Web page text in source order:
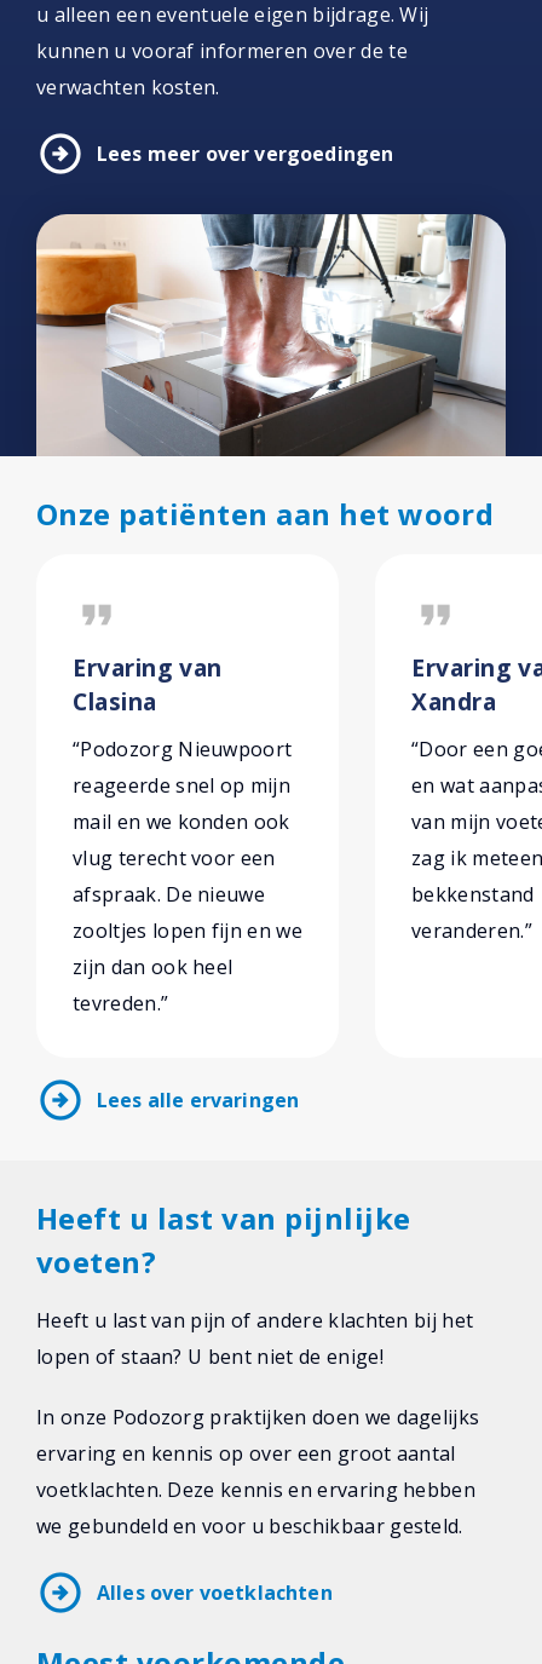
u alleen een eventuele eigen bijdrage. Wij
kunnen u vooraf informeren over de te
verwachten kosten.
arrow_circle_right Lees meer over vergoedingen
Onze patiënten aan het woord
format_quote
Ervaring van
Clasina
“Podozorg Nieuwpoort
reageerde snel op mijn
mail en we konden ook
vlug terecht voor een
afspraak. De nieuwe
zooltjes lopen fijn en we
zijn dan ook heel
tevreden.”
format_quote
Ervaring
Xandra
“Door een
en wat
van mijn
zag ik
bekkenstand
veranderen.”
arrow_circle_right Lees alle ervaringen
Heeft u last van pijnlijke
voeten?
Heeft u last van pijn of andere klachten bij het
lopen of staan? U bent niet de enige!
In onze Podozorg praktijken doen we dagelijks
ervaring en kennis op over een groot aantal
voetklachten. Deze kennis en ervaring hebben
we gebundeld en voor u beschikbaar gesteld.
arrow_circle_right Alles over voetklachten